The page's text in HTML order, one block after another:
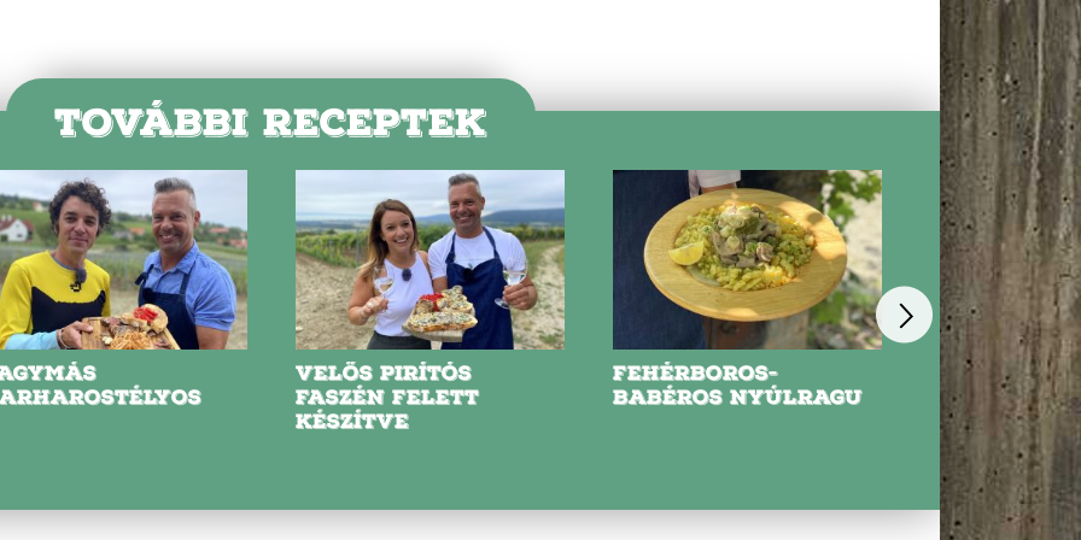
TOVÁBBI RECEPTEK
VELŐS PIRÍTÓS
FASZÉN FELETT
KÉSZÍTVE
FEHÉRBOROS-
BABÉROS NYÚLRAGU
NYARALÓS
HÚSOS